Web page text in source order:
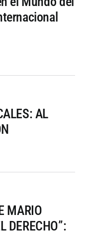
AL
MARIO
DERECHO”: